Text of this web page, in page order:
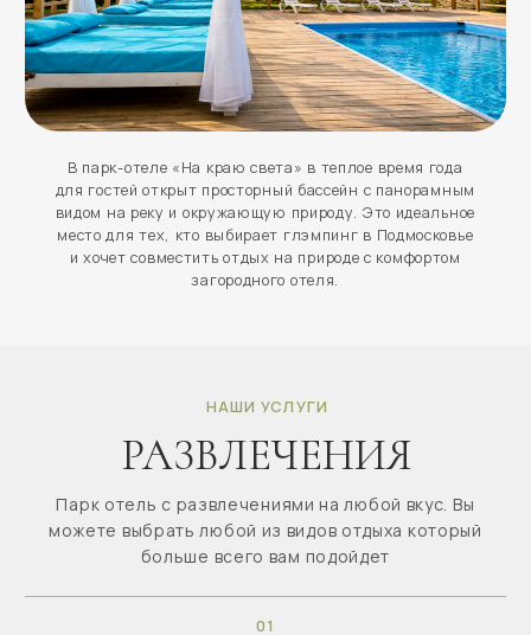
Зоопарк
Уютная зона с животными, где можно
пообщаться, покормить и провести время всей
Активные прогулки по лесным маршрутам и
бездорожью. Отличный вариант для любителей
активного отдыха и новых впечатлений.
Узнать подробнее
Рыбалка
Отдых с удочкой на берегу реки в тишине и на природе.
Отличный вариант спокойного загородного отдыха в
Узнать подробнее
07